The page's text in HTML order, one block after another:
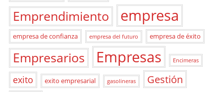
Emprendimiento empresa
empresa de confianza empresa del futuro empresa de éxito
Empresarios Empresas Encimeras
exito exito empresarial gasolineras Gestión